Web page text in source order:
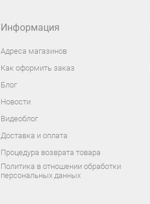
Информация
Адреса магазинов
Как оформить заказ
Блог
Новости
Видеоблог
Доставка и оплата
Процедура возврата товара
Политика в отношении обработки
персональных данных